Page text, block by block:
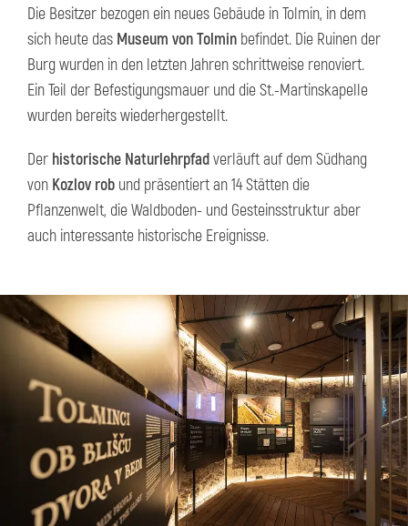
Die Besitzer bezogen ein neues Gebäude in Tolmin, in dem
sich heute das Museum von Tolmin befindet. Die Ruinen der
Burg wurden in den letzten Jahren schrittweise renoviert.
Ein Teil der Befestigungsmauer und die St.-Martinskapelle
wurden bereits wiederhergestellt.
Der historische Naturlehrpfadverläuft auf dem Südhang
von Kozlov rob und präsentiert an 14 Stätten die
Pflanzenwelt, die Waldboden- und Gesteinsstruktur aber
auch interessante historische Ereignisse.